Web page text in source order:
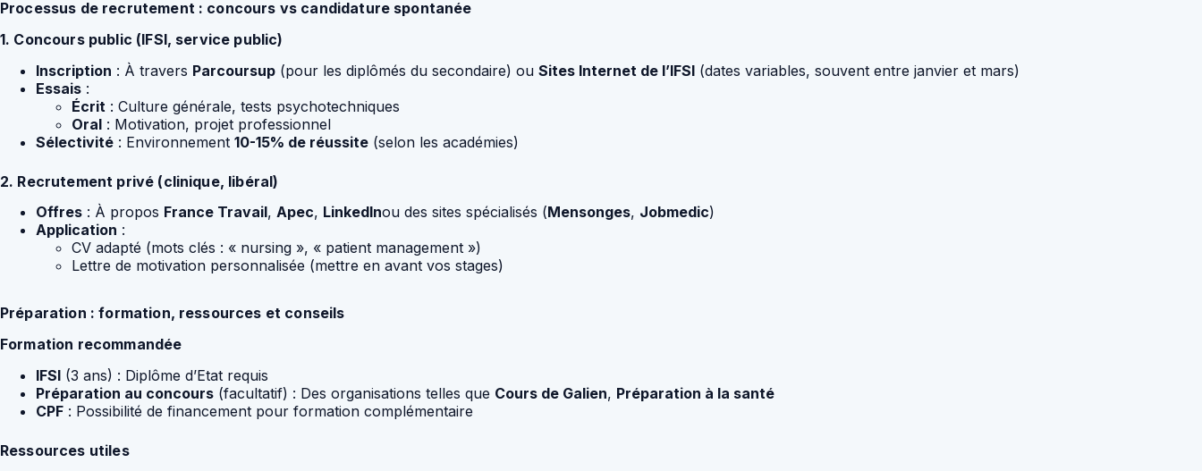
Processus de recrutement : concours vs candidature spontanée
1. Concours public (IFSI, service public)
Inscription : À travers Parcoursup (pour les diplômés du secondaire) ou Sites Internet de l’IFSI (dates variables, souvent entre janvier et mars)
Essais :
Écrit : Culture générale, tests psychotechniques
Oral : Motivation, projet professionnel
Sélectivité : Environnement 10-15% de réussite (selon les académies)
2. Recrutement privé (clinique, libéral)
Offres : À propos France Travail, Apec, LinkedInou des sites spécialisés (Mensonges, Jobmedic)
Application :
CV adapté (mots clés : « nursing », « patient management »)
Lettre de motivation personnalisée (mettre en avant vos stages)
Préparation : formation, ressources et conseils
Formation recommandée
IFSI (3 ans) : Diplôme d’Etat requis
Préparation au concours (facultatif) : Des organisations telles que Cours de Galien, Préparation à la santé
CPF : Possibilité de financement pour formation complémentaire
Ressources utiles